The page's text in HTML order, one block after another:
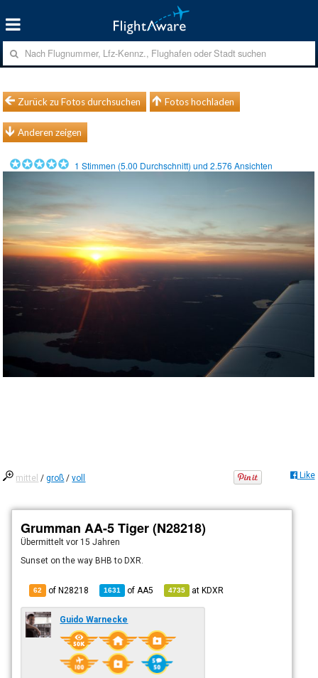
Zurück zu Fotos durchsuchen Fotos hochladen
Anderen zeigen
1 Stimmen (5.00 Durchschnitt) und2.576 Ansichten
mittel /groß /voll Like
Grumman AA-5 Tiger (N28218)
Übermitteltvor 15 Jahren
Sunset on the way BHB to DXR.
62 of N28218 1631 of AA5 4735 atKDXR
Guido Warnecke